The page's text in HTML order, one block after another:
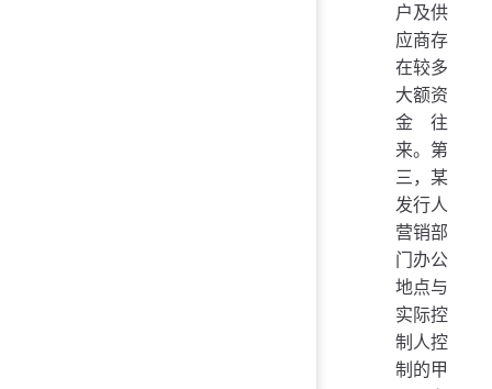
户及供
应商存
在较多
大额资
金往
来。第
三，某
发行人
营销部
门办公
地点与
实际控
制人控
制的甲